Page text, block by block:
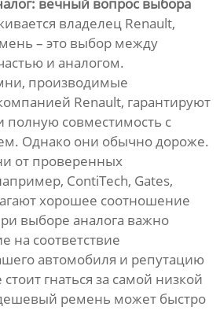
вечный вопрос выбора
владелец Renault,
– это выбор между
и аналогом.
производимые
Renault, гарантируют
полную совместимость с
Однако они обычно дороже.
от проверенных
ContiTech, Gates,
хорошее соотношение
выборе аналога важно
на соответствие
автомобиля и репутацию
гнаться за самой низкой
ремень может быстро